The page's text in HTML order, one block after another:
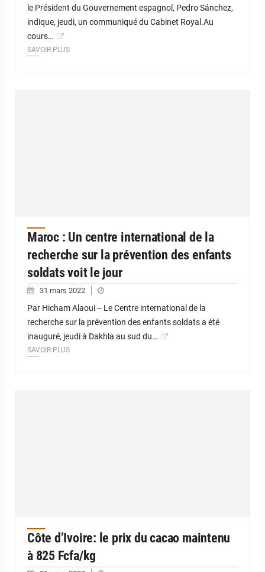
le Président du Gouvernement espagnol, Pedro Sánchez,
indique, jeudi, un communiqué du Cabinet Royal.Au
cours…
SAVOIR PLUS
Maroc : Un centre international de la
recherche sur la prévention des enfants
soldats voit le jour
31 mars 2022
Par Hicham Alaoui -- Le Centre international de la
recherche sur la prévention des enfants soldats a été
inauguré, jeudi à Dakhla au sud du…
SAVOIR PLUS
Côte d’Ivoire: le prix du cacao maintenu
à 825 Fcfa/kg